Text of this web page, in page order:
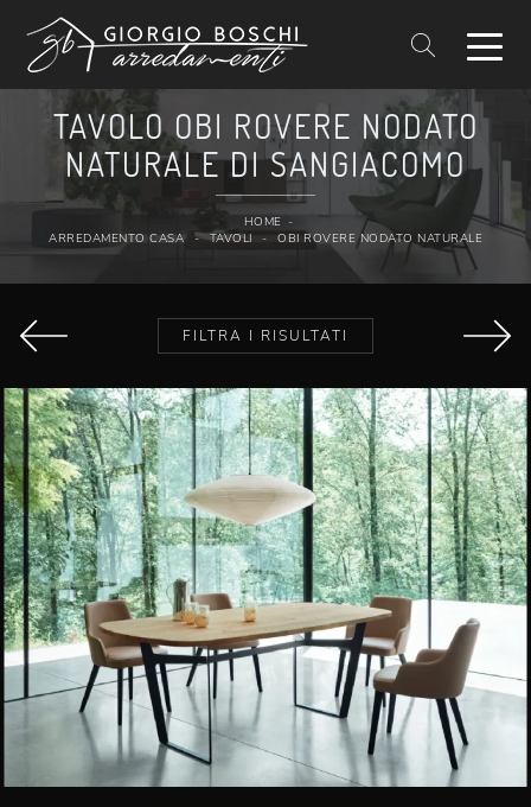
TAVOLO OBI ROVERE NODATO
NATURALE DI SANGIACOMO
HOME -
ARREDAMENTO CASA
- TAVOLI - OBI ROVERE NODATO NATURALE
FILTRA I RISULTATI